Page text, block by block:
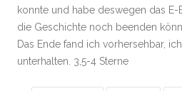
konnte und habe deswegen das
die Geschichte noch beenden
Das Ende fand ich vorhersehbar,
unterhalten. 3,5-4 Sterne